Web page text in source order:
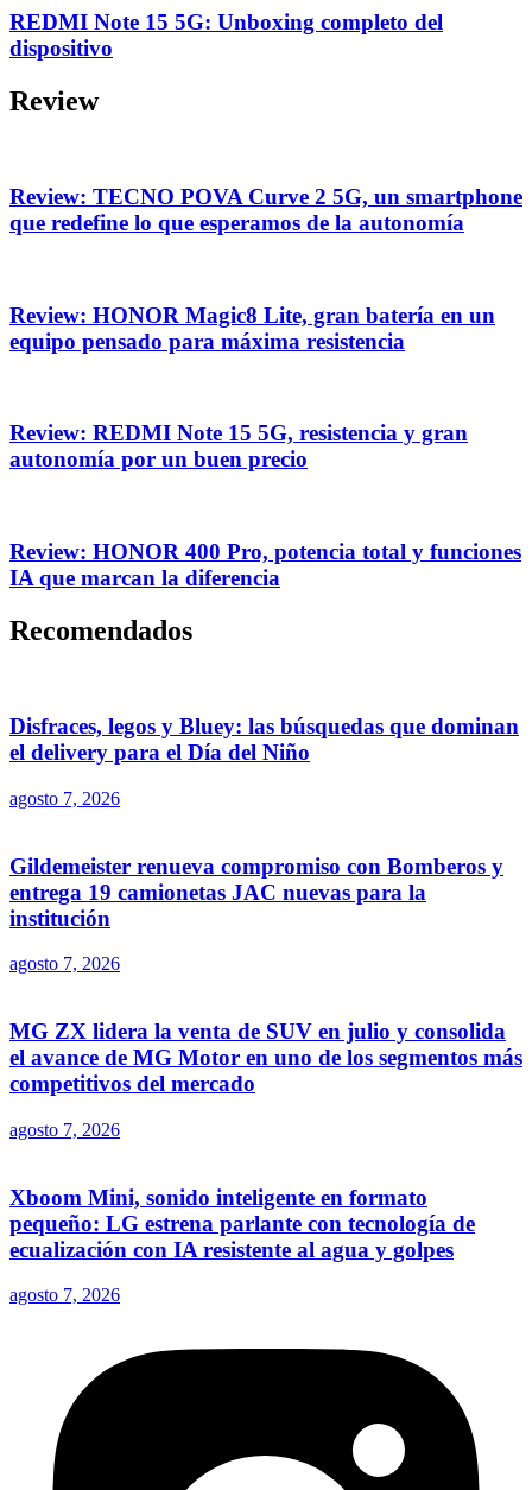
REDMI Note 15 5G: Unboxing completo del
dispositivo
Review
Review: TECNO POVA Curve 2 5G, un smartphone
que redefine lo que esperamos de la autonomía
Review: HONOR Magic8 Lite, gran batería en un
equipo pensado para máxima resistencia
Review: REDMI Note 15 5G, resistencia y gran
autonomía por un buen precio
Review: HONOR 400 Pro, potencia total y funciones
IA que marcan la diferencia
Recomendados
Disfraces, legos y Bluey: las búsquedas que dominan
el delivery para el Día del Niño
agosto 7, 2026
Gildemeister renueva compromiso con Bomberos y
entrega 19 camionetas JAC nuevas para la
institución
agosto 7, 2026
MG ZX lidera la venta de SUV en julio y consolida
el avance de MG Motor en uno de los segmentos más
competitivos del mercado
agosto 7, 2026
Xboom Mini, sonido inteligente en formato
pequeño: LG estrena parlante con tecnología de
ecualización con IA resistente al agua y golpes
agosto 7, 2026